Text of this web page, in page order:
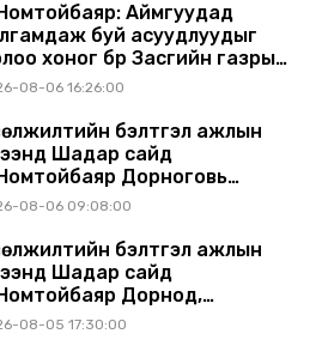
Аймгуудад
буй асуудлуудыг
хоног бүр Засгийн газрын
танилцуулж,
08-06 16:26:00
бэлтгэл ажлын
Шадар сайд
Дорноговь
ажиллав
08-06 09:08:00
бэлтгэл ажлын
Шадар сайд
Дорнод,
аймагт ажиллав
08-05 17:30:00